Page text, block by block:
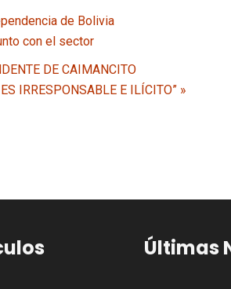
de Bolivia
con el sector
DE CAIMANCITO
IRRESPONSABLE E ILÍCITO” »
Últimas